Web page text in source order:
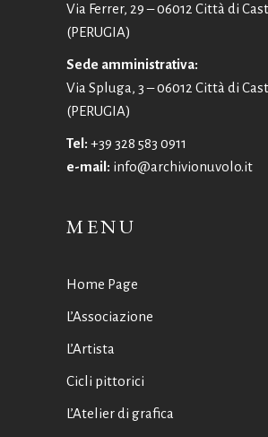
Via Ferrer, 29 – 06012 Città di
(PERUGIA)
Sede amministrativa:
Via Spluga, 3 – 06012 Città di
(PERUGIA)
Tel: +39 328 583 0911
e-mail: info@archivionuvolo.it
MENU
Home Page
L’Associazione
L’Artista
Cicli pittorici
L’Atelier di grafica